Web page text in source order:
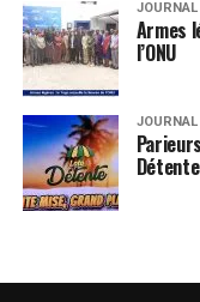
Armes
l’ONU